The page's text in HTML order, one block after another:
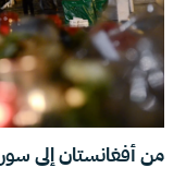
من أفغانستان إلى